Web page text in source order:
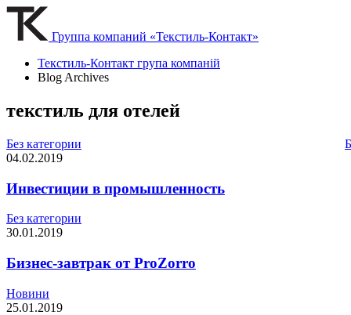
Группа компаний «Текстиль-Контакт»
Текстиль-Контакт група компаній
Blog Archives
текстиль для отелей
Без категории
04.02.2019
Инвестиции в промышленность
Без категории
30.01.2019
Бизнес-завтрак от ProZorro
Новини
25.01.2019